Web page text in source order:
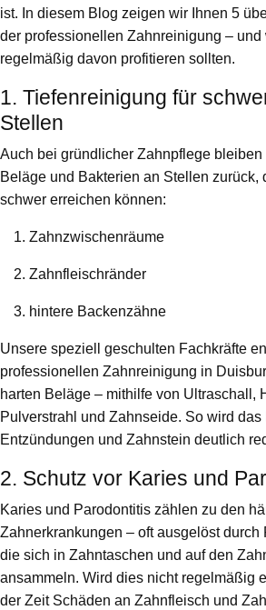
ist. In diesem Blog zeigen wir Ihnen 5
der professionellen Zahnreinigung – und
regelmäßig davon profitieren sollten.
1. Tiefenreinigung für
Stellen
Auch bei gründlicher Zahnpflege
Beläge und Bakterien an Stellen zurück,
schwer erreichen können:
Zahnzwischenräume
Zahnfleischränder
hintere Backenzähne
Unsere speziell geschulten Fachkräfte
professionellen Zahnreinigung in
harten Beläge – mithilfe von Ultraschall,
Pulverstrahl und Zahnseide. So wird das
Entzündungen und Zahnstein deutlich
2. Schutz vor Karies und
Karies und Parodontitis zählen zu den
Zahnerkrankungen – oft ausgelöst durch
die sich in Zahntaschen und auf den
ansammeln. Wird dies nicht regelmäßig
der Zeit Schäden an Zahnfleisch und